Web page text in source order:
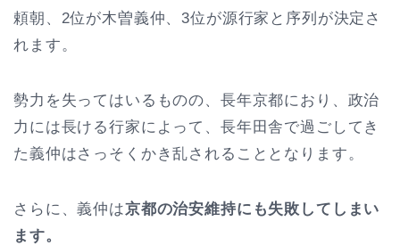
頼朝、2位が木曽義仲、3位が源行家と序列が決定さ
れます。
勢力を失ってはいるものの、長年京都におり、政治
力には長ける行家によって、長年田舎で過ごしてき
た義仲はさっそくかき乱されることとなります。
さらに、義仲は京都の治安維持にも失敗してしまい
ます。